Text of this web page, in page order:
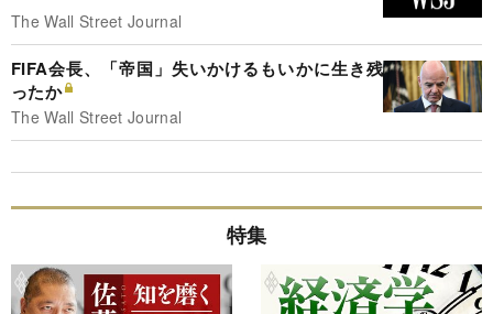
The Wall Street Journal
FIFA会長、「帝国」失いかけるもいかに生き残
ったか
The Wall Street Journal
特集